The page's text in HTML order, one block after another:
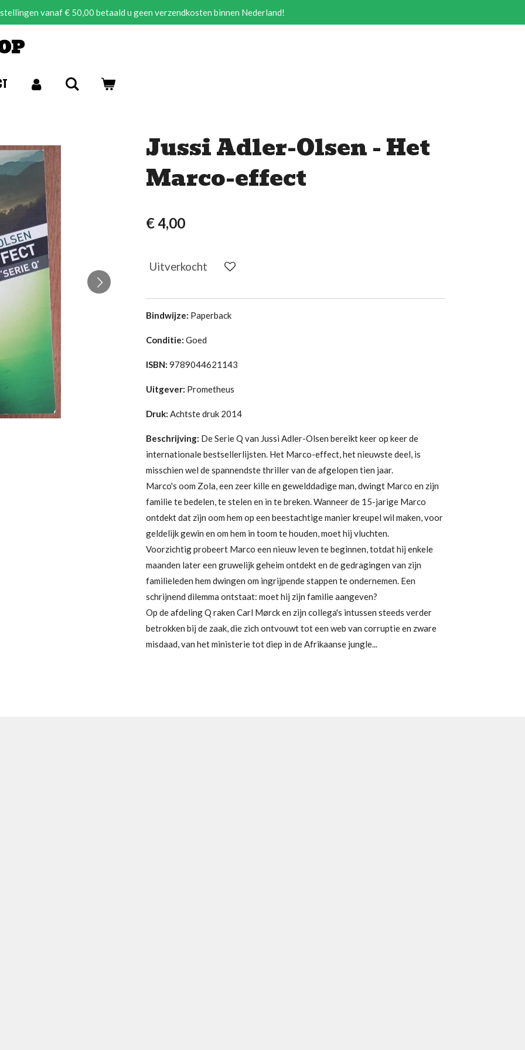
vanaf € 50,00 betaald u geen verzendkosten binnen Nederland!
Jussi Adler-Olsen - Het
Marco-effect
€ 4,00
Uitverkocht
Bindwijze: Paperback
Conditie: Goed
ISBN: 9789044621143
Uitgever: Prometheus
Druk: Achtste druk 2014
Beschrijving: De Serie Q van Jussi Adler-Olsen bereikt keer op keer de
internationale bestsellerlijsten. Het Marco-effect, het nieuwste deel, is
misschien wel de spannendste thriller van de afgelopen tien jaar.
Marco's oom Zola, een zeer kille en gewelddadige man, dwingt Marco en zijn
familie te bedelen, te stelen en in te breken. Wanneer de 15-jarige Marco
ontdekt dat zijn oom hem op een beestachtige manier kreupel wil maken, voor
geldelijk gewin en om hem in toom te houden, moet hij vluchten.
Voorzichtig probeert Marco een nieuw leven te beginnen, totdat hij enkele
maanden later een gruwelijk geheim ontdekt en de gedragingen van zijn
familieleden hem dwingen om ingrijpende stappen te ondernemen. Een
schrijnend dilemma ontstaat: moet hij zijn familie aangeven?
Op de afdeling Q raken Carl Mørck en zijn collega's intussen steeds verder
betrokken bij de zaak, die zich ontvouwt tot een web van corruptie en zware
misdaad, van het ministerie tot diep in de Afrikaanse jungle...